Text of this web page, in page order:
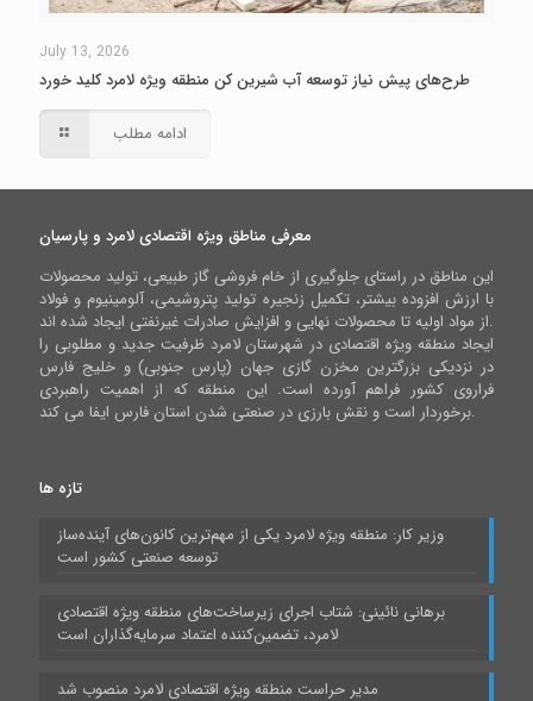
July 13, 2026
طرح‌های پیش نیاز توسعه آب شیرین کن منطقه ویژه لامرد کلید خورد
ادامه مطلب
معرفی مناطق ویژه اقتصادی لامرد و پارسیان
این مناطق در راستای جلوگیری از خام فروشی گاز طبیعی، تولید محصولات
با ارزش افزوده بیشتر، تکمیل زنجیره تولید پتروشیمی، آلومینیوم و فولاد
از مواد اولیه تا محصولات نهایی و افزایش صادرات غیرنفتی ایجاد شده اند.
ایجاد منطقه ویژه اقتصادی در شهرستان لامرد ظرفیت جدید و مطلوبی را
در نزدیکی بزرگترین مخزن گازی جهان (پارس جنوبی) و خلیج فارس
فراروی کشور فراهم آورده است. این منطقه که از اهمیت راهبردی
برخوردار است و نقش بارزی در صنعتی شدن استان فارس ایفا می کند.
تازه ها
وزیر کار: منطقه ویژه لامرد یکی از مهم‌ترین کانون‌های آینده‌ساز
توسعه صنعتی کشور است
برهانی نائینی: شتاب اجرای زیرساخت‌های منطقه ویژه اقتصادی
لامرد، تضمین‌کننده اعتماد سرمایه‌گذاران است
مدیر حراست منطقه ویژه اقتصادی لامرد منصوب شد